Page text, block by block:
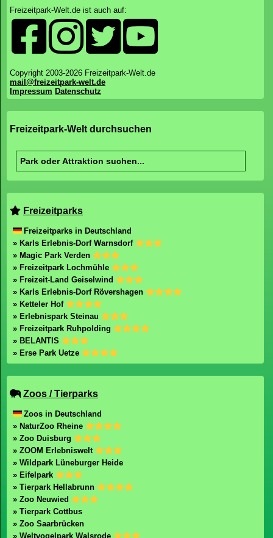
Freizeitpark-Welt.de ist auch auf:
Copyright 2003-2026 Freizeitpark-Welt.de
mail@freizeitpark-welt.de
Impressum Datenschutz
Freizeitpark-Welt durchsuchen
Freizeitparks
Freizeitparks in Deutschland
» Karls Erlebnis-Dorf Warnsdorf
» Magic Park Verden
» Freizeitpark Lochmühle
» Freizeit-Land Geiselwind
» Karls Erlebnis-Dorf Rövershagen
» Ketteler Hof
» Erlebnispark Steinau
» Freizeitpark Ruhpolding
» BELANTIS
» Erse Park Uetze
Zoos / Tierparks
Zoos in Deutschland
» NaturZoo Rheine
» Zoo Duisburg
» ZOOM Erlebniswelt
» Wildpark Lüneburger Heide
» Eifelpark
» Tierpark Hellabrunn
» Zoo Neuwied
» Tierpark Cottbus
» Zoo Saarbrücken
» Weltvogelpark Walsrode